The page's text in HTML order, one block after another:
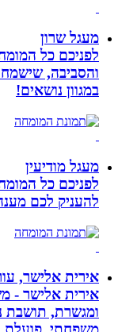
מעגל שרון
לפניכם כל המומחים
והסביבה, שישמחו
במגוון נושאים!
מעגל מודיעין
לפניכם כל המומחים
להעניק לכם מענה
אירית אלישר, עורכי
אירית אלישר - משרד
ומגשרת, תושבת נוף